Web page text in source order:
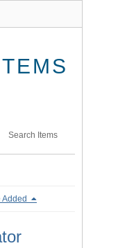
Search Items
Added